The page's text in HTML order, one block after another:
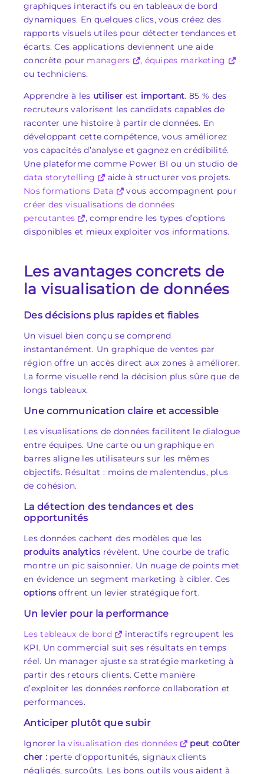
graphiques interactifs ou en tableaux de bord
dynamiques. En quelques clics, vous créez des
rapports visuels utiles pour détecter tendances et
écarts. Ces applications deviennent une aide
concrète pour managers , équipes marketing
ou techniciens.
Apprendre à les utiliser est important. 85 % des
recruteurs valorisent les candidats capables de
raconter une histoire à partir de données. En
développant cette compétence, vous améliorez
vos capacités d’analyse et gagnez en crédibilité.
Une plateforme comme Power BI ou un studio de
data storytelling
aide à structurer vos projets.
Nos formations Data
vous accompagnent pour
créer des visualisations de données
percutantes
, comprendre les types d’options
disponibles et mieux exploiter vos informations.
Les avantages concrets de
la visualisation de données
Des décisions plus rapides et fiables
Un visuel bien conçu se comprend
instantanément. Un graphique de ventes par
région offre un accès direct aux zones à améliorer.
La forme visuelle rend la décision plus sûre que de
longs tableaux.
Une communication claire et accessible
Les visualisations de données facilitent le dialogue
entre équipes. Une carte ou un graphique en
barres aligne les utilisateurs sur les mêmes
objectifs. Résultat : moins de malentendus, plus
de cohésion.
La détection des tendances et des
opportunités
Les données cachent des modèles que les
produits analytics révèlent. Une courbe de trafic
montre un pic saisonnier. Un nuage de points met
en évidence un segment marketing à cibler. Ces
options offrent un levier stratégique fort.
Un levier pour la performance
Les tableaux de bord
interactifs regroupent les
KPI. Un commercial suit ses résultats en temps
réel. Un manager ajuste sa stratégie marketing à
partir des retours clients. Cette manière
d’exploiter les données renforce collaboration et
performances.
Anticiper plutôt que subir
Ignorer la visualisation des données
peut coûter
cher :perte d’opportunités, signaux clients
négligés, surcoûts. Les bons outils vous aident à